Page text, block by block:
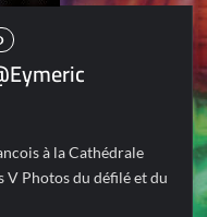
à la Cathédrale
V Photos du défilé et du